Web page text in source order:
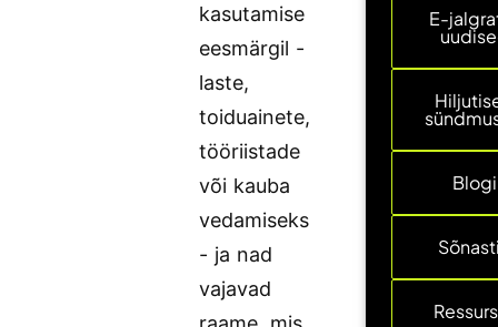
kasutamise
eesmärgil -
laste,
toiduainete,
tööriistade
või kauba
vedamiseks
- ja nad
vajavad
E-
Blogi